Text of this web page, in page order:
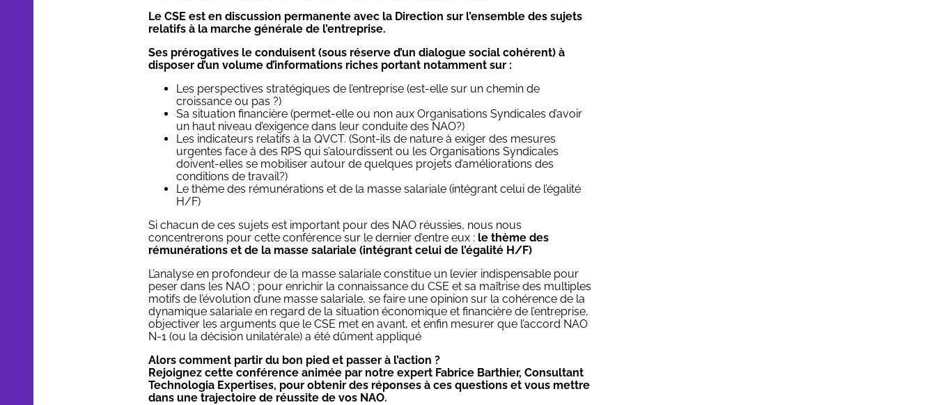
Le CSE est en discussion permanente avec la Direction sur l’ensemble des sujets
relatifs à la marche générale de l’entreprise.
Ses prérogatives le conduisent (sous réserve d’un dialogue social cohérent) à
disposer d’un volume d’informations riches portant notamment sur :
Les perspectives stratégiques de l’entreprise (est-elle sur un chemin de
croissance ou pas ?)
Sa situation financière (permet-elle ou non aux Organisations Syndicales d’avoir
un haut niveau d’exigence dans leur conduite des NAO?)
Les indicateurs relatifs à la QVCT. (Sont-ils de nature à exiger des mesures
urgentes face à des RPS qui s’alourdissent ou les Organisations Syndicales
doivent-elles se mobiliser autour de quelques projets d’améliorations des
conditions de travail?)
Le thème des rémunérations et de la masse salariale (intégrant celui de l’égalité
H/F)
Si chacun de ces sujets est important pour des NAO réussies, nous nous
concentrerons pour cette conférence sur le dernier d’entre eux : le thème des
rémunérations et de la masse salariale (intégrant celui de l’égalité H/F)
L’analyse en profondeur de la masse salariale constitue un levier indispensable pour
peser dans les NAO ; pour enrichir la connaissance du CSE et sa maîtrise des multiples
motifs de l’évolution d’une masse salariale, se faire une opinion sur la cohérence de la
dynamique salariale en regard de la situation économique et financière de l’entreprise,
objectiver les arguments que le CSE met en avant, et enfin mesurer que l’accord NAO
N-1 (ou la décision unilatérale) a été dûment appliqué
Alors comment partir du bon pied et passer à l’action ?
Rejoignez cette conférence animée par notre expert Fabrice Barthier, Consultant
Technologia Expertises, pour obtenir des réponses à ces questions et vous mettre
dans une trajectoire de réussite de vos NAO.